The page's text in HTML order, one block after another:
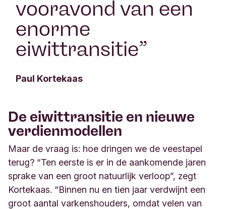
vooravond van een
enorme
eiwittransitie”
Paul Kortekaas
De eiwittransitie en nieuwe
verdienmodellen
Maar de vraag is: hoe dringen we de veestapel
terug? “Ten eerste is er in de aankomende jaren
sprake van een groot natuurlijk verloop”, zegt
Kortekaas. “Binnen nu en tien jaar verdwijnt een
groot aantal varkenshouders, omdat velen van